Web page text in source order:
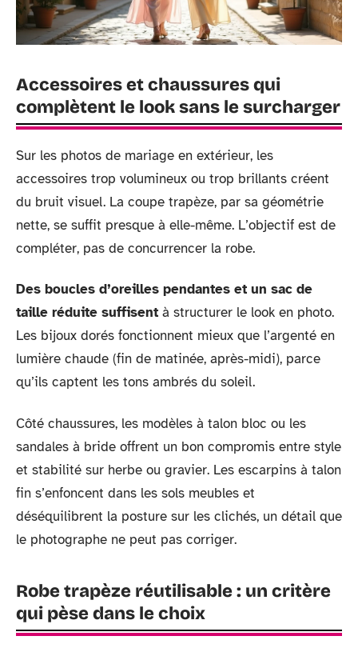
Accessoires et chaussures qui
complètent le look sans le surcharger
Sur les photos de mariage en extérieur, les
accessoires trop volumineux ou trop brillants créent
du bruit visuel. La coupe trapèze, par sa géométrie
nette, se suffit presque à elle-même. L’objectif est de
compléter, pas de concurrencer la robe.
Des boucles d’oreilles pendantes et un sac de
taille réduite suffisent à structurer le look en photo.
Les bijoux dorés fonctionnent mieux que l’argenté en
lumière chaude (fin de matinée, après-midi), parce
qu’ils captent les tons ambrés du soleil.
Côté chaussures, les modèles à talon bloc ou les
sandales à bride offrent un bon compromis entre style
et stabilité sur herbe ou gravier. Les escarpins à talon
fin s’enfoncent dans les sols meubles et
déséquilibrent la posture sur les clichés, un détail que
le photographe ne peut pas corriger.
Robe trapèze réutilisable : un critère
qui pèse dans le choix